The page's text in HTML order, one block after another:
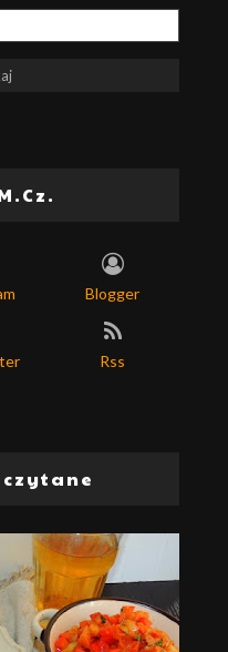
Blogger
Rss